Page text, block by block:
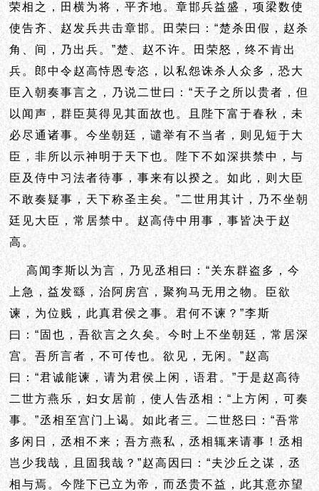
荣相之，田横为将，平齐地。章邯兵益盛，项梁数使
使告齐、赵发兵共击章邯。田荣曰：“楚杀田假，赵杀
角、间，乃出兵。”楚、赵不许。田荣怒，终不肯出
兵。郎中令赵高恃恩专恣，以私怨诛杀人众多，恐大
臣入朝奏事言之，乃说二世曰：“天子之所以贵者，但
以闻声，群臣莫得见其面故也。且陛下富于春秋，未
必尽通诸事。今坐朝廷，谴举有不当者，则见短于大
臣，非所以示神明于天下也。陛下不如深拱禁中，与
臣及侍中习法者待事，事来有以揆之。如此，则大臣
不敢奏疑事，天下称圣主矣。”二世用其计，乃不坐朝
廷见大臣，常居禁中。赵高侍中用事，事皆决于赵
高。
高闻李斯以为言，乃见丞相曰：“关东群盗多，今
上急，益发繇，治阿房宫，聚狗马无用之物。臣欲
谏，为位贱，此真君侯之事。君何不谏？”李斯
曰：“固也，吾欲言之久矣。今时上不坐朝廷，常居深
宫。吾所言者，不可传也。欲见，无闲。”赵高
曰：“君诚能谏，请为君侯上闲，语君。”于是赵高待
二世方燕乐，妇女居前，使人告丞相：“上方闲，可奏
事。”丞相至宫门上谒。如此者三。二世怒曰：“吾常
多闲日，丞相不来；吾方燕私，丞相辄来请事！丞相
岂少我哉，且固我哉？”赵高因曰：“夫沙丘之谋，丞
相与焉。今陛下已立为帝，而丞贵不益，此其意亦望